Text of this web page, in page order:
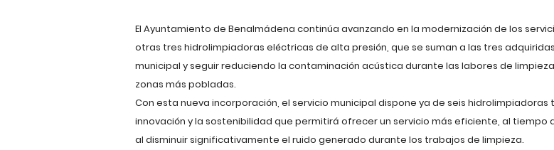
El Ayuntamiento de Benalmádena continúa avanzando en la modernización de los
otras tres hidrolimpiadoras eléctricas de alta presión, que se suman a las tres
municipal y seguir reduciendo la contaminación acústica durante las labores de
zonas más pobladas.
Con esta nueva incorporación, el servicio municipal dispone ya de seis
innovación y la sostenibilidad que permitirá ofrecer un servicio más eficiente, al tiempo
al disminuir significativamente el ruido generado durante los trabajos de limpieza.